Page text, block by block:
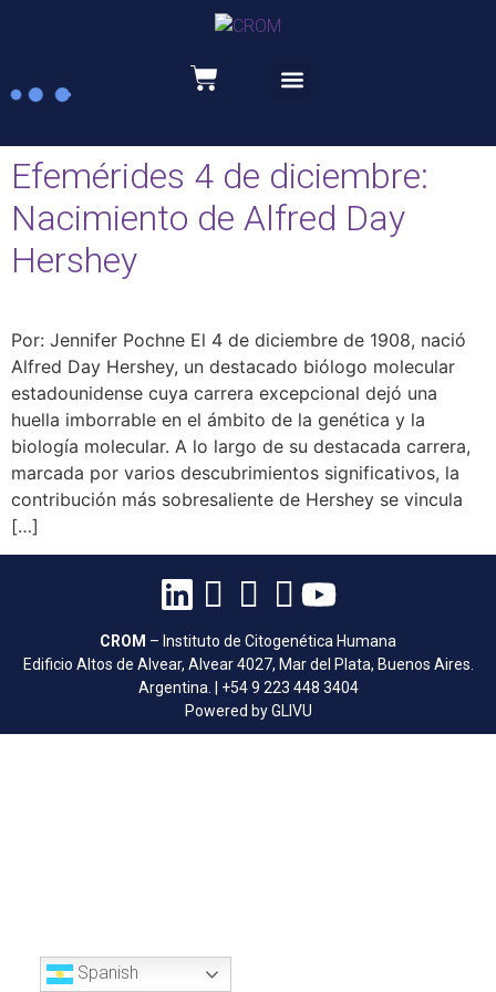
Efemérides 4 de diciembre:
Nacimiento de Alfred Day
Hershey
Por: Jennifer Pochne El 4 de diciembre de 1908, nació
Alfred Day Hershey, un destacado biólogo molecular
estadounidense cuya carrera excepcional dejó una
huella imborrable en el ámbito de la genética y la
biología molecular. A lo largo de su destacada carrera,
marcada por varios descubrimientos significativos, la
contribución más sobresaliente de Hershey se vincula
[…]
CROM – Instituto de Citogenética Humana
Edificio Altos de Alvear, Alvear 4027, Mar del Plata, Buenos Aires.
Argentina. | +54 9 223 448 3404
Powered by GLIVU
Spanish